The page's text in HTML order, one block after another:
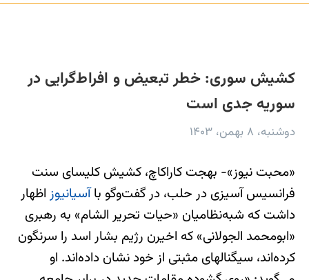
کشیش سوری: خطر تبعیض و افراط‌گرایی در
سوریه جدی است
دوشنبه، ۸ بهمن، ۱۴۰۳
«محبت نیوز»- بهجت کاراکاچ، کشیش کلیسای سنت
فرانسیس آسیزی در حلب، در گفت‌وگو باآسیانیوز اظهار
داشت که شبه‌نظامیان «حیات تحریر الشام» به رهبری
«ابومحمد الجولانی» که اخیرن رژیم بشار اسد را سرنگون
کرده‌اند، سیگنالهای مثبتی از خود نشان داده‌اند. او